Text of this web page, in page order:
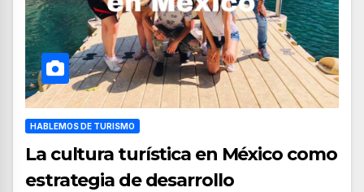
HABLEMOS DE TURISMO
La cultura turística en México como
estrategia de desarrollo